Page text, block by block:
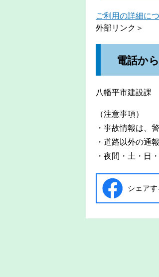
ご利用の詳細に
外部リンク＞
電話か
八幡平市建設課
（注意事項）
・事故情報は、
・道路以外の通
・夜間・土・日
シェアす